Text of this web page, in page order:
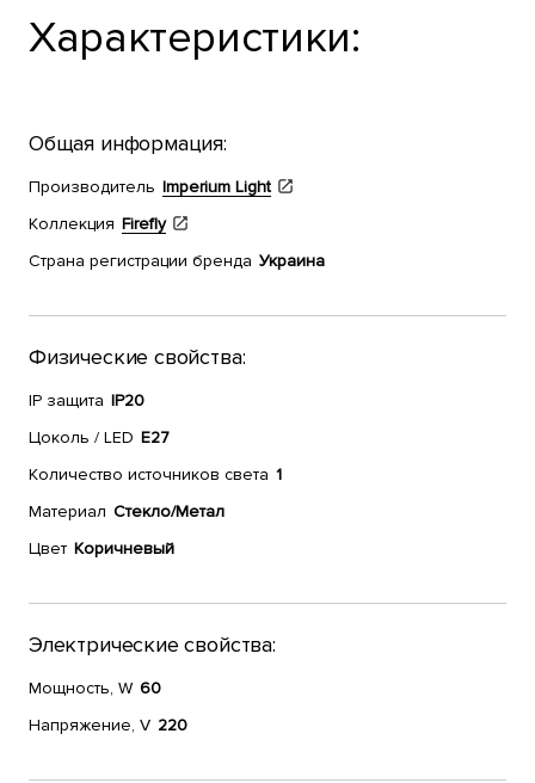
Характеристики:
Общая информация:
Производитель Imperium Light
Коллекция Firefly
Страна регистрации бренда Украина
Физические свойства:
IP защита IP20
Цоколь / LED E27
Количество источников света 1
Материал Стекло/Метал
Цвет Коричневый
Электрические свойства:
Мощность, W 60
Напряжение, V 220